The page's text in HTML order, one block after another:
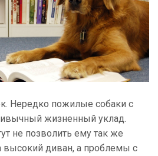
Нередко пожилые собаки с
жизненный уклад.
не позволить ему так же
высокий диван, а проблемы с